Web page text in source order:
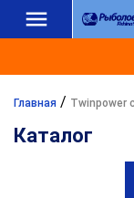
Главная / Twinpower
Каталог